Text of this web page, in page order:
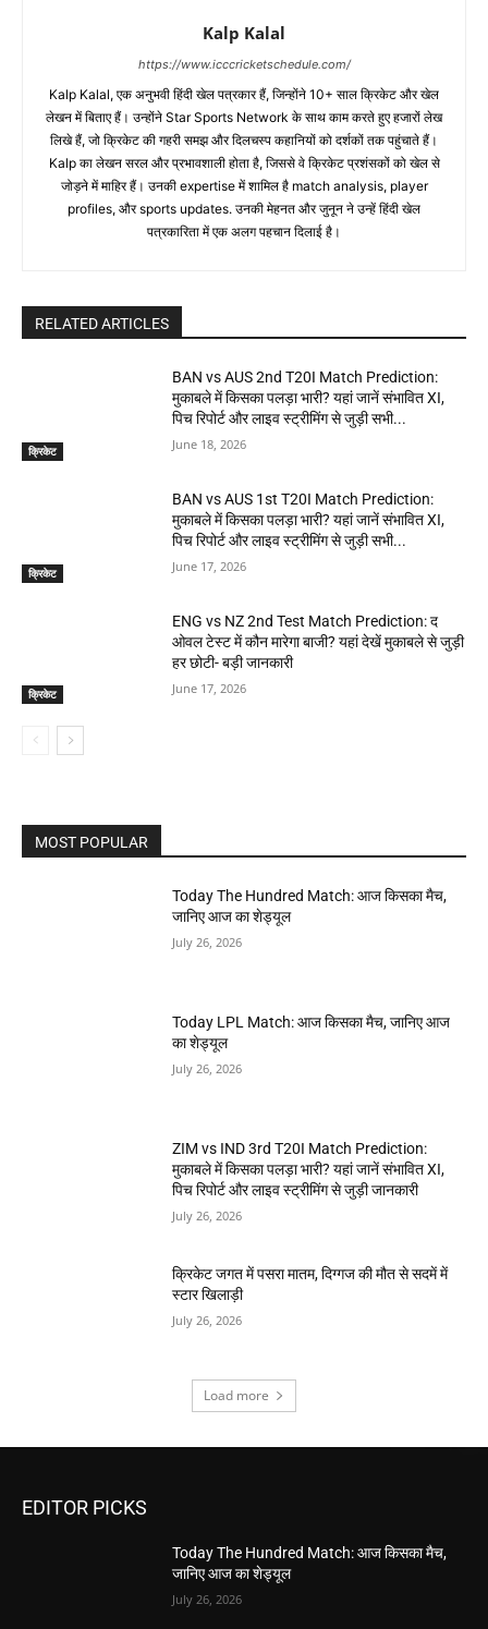
Kalp Kalal
https://www.icccricketschedule.com/
Kalp Kalal, एक अनुभवी हिंदी खेल पत्रकार हैं, जिन्होंने 10+ साल क्रिकेट और खेल
लेखन में बिताए हैं। उन्होंने Star Sports Network के साथ काम करते हुए हजारों लेख
लिखे हैं, जो क्रिकेट की गहरी समझ और दिलचस्प कहानियों को दर्शकों तक पहुंचाते हैं।
Kalp का लेखन सरल और प्रभावशाली होता है, जिससे वे क्रिकेट प्रशंसकों को खेल से
जोड़ने में माहिर हैं। उनकी expertise में शामिल है match analysis, player
profiles, और sports updates. उनकी मेहनत और जुनून ने उन्हें हिंदी खेल
पत्रकारिता में एक अलग पहचान दिलाई है।
RELATED ARTICLES
क्रिकेट
BAN vs AUS 2nd T20I Match Prediction:
मुकाबले में किसका पलड़ा भारी? यहां जानें संभावित XI,
पिच रिपोर्ट और लाइव स्ट्रीमिंग से जुड़ी सभी...
June 18, 2026
क्रिकेट
BAN vs AUS 1st T20I Match Prediction:
मुकाबले में किसका पलड़ा भारी? यहां जानें संभावित XI,
पिच रिपोर्ट और लाइव स्ट्रीमिंग से जुड़ी सभी...
June 17, 2026
क्रिकेट
ENG vs NZ 2nd Test Match Prediction: द
ओवल टेस्ट में कौन मारेगा बाजी? यहां देखें मुकाबले से जुड़ी
हर छोटी- बड़ी जानकारी
June 17, 2026
MOST POPULAR
Today The Hundred Match: आज किसका मैच,
जानिए आज का शेड्यूल
July 26, 2026
Today LPL Match: आज किसका मैच, जानिए आज
का शेड्यूल
July 26, 2026
ZIM vs IND 3rd T20I Match Prediction:
मुकाबले में किसका पलड़ा भारी? यहां जानें संभावित XI,
पिच रिपोर्ट और लाइव स्ट्रीमिंग से जुड़ी जानकारी
July 26, 2026
क्रिकेट जगत में पसरा मातम, दिग्गज की मौत से सदमें में
स्टार खिलाड़ी
July 26, 2026
Load more
EDITOR PICKS
Today The Hundred Match: आज किसका मैच,
जानिए आज का शेड्यूल
July 26, 2026